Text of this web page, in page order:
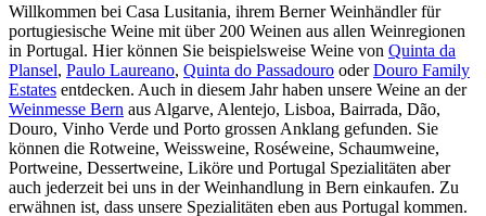
Willkommen bei Casa Lusitania, ihrem Berner Weinhändler für
portugiesische Weine mit über 200 Weinen aus allen Weinregionen
in Portugal. Hier können Sie beispielsweise Weine von Quinta da
Plansel, Paulo Laureano, Quinta do Passadouro oderDouro Family
Estates entdecken. Auch in diesem Jahr haben unsere Weine an der
Weinmesse Bern aus Algarve, Alentejo, Lisboa, Bairrada, Dão,
Douro, Vinho Verde und Porto grossen Anklang gefunden. Sie
können die Rotweine, Weissweine, Roséweine, Schaumweine,
Portweine, Dessertweine, Liköre und Portugal Spezialitäten aber
auch jederzeit bei uns in der Weinhandlung in Bern einkaufen. Zu
erwähnen ist, dass unsere Spezialitäten eben aus Portugal kommen.